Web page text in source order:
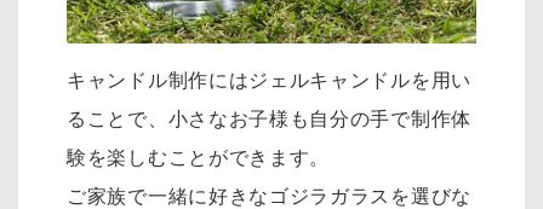
キャンドル制作にはジェルキャンドルを用い
ることで、小さなお子様も自分の手で制作体
験を楽しむことができます。
ご家族で一緒に好きなゴジラガラスを選びな